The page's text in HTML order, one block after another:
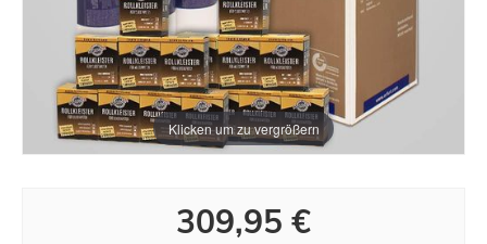
Klicken um zu vergrößern
309,95 €